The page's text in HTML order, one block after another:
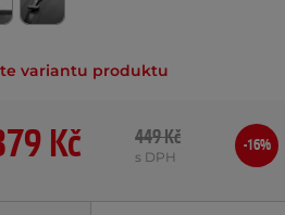
variantu produktu
Kč 449 Kč
s DPH
-16%